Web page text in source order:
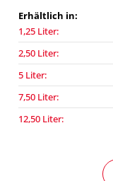
Erhältlich in:
1,25 Liter:
2,50 Liter:
5 Liter:
7,50 Liter:
12,50 Liter: